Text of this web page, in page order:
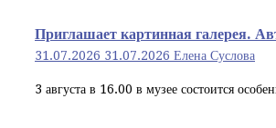
Приглашает картинная галерея.
31.07.2026 31.07.2026 Елена Суслова
3 августа в 16.00 в музее состоится